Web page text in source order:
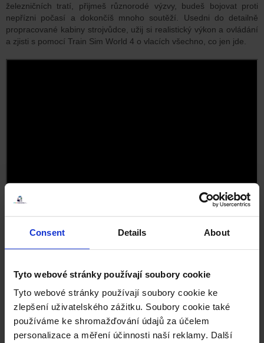
Consent Details About
Tyto webové stránky používají soubory cookie
Tyto webové stránky používají soubory cookie ke
zlepšení uživatelského zážitku. Soubory cookie také
používáme ke shromažďování údajů za účelem
personalizace a měření účinnosti naší reklamy. Další
železničních tratí, přijmeš různorodé výzvy, budeš bojovat proti
nepřízni počasí a dokončíš mnoho soutěží. Usedni do detailně
propracované kabiny strojvůdce, užij si realistický výkon a ovládání
a zjisti s pomocí Train Sim World 4 o vlacích všechno, co jen jde.
I sem bychom mohli směle zařadit Farming Simulator 23, ale
nebudeme přeci zabírat místo dalším zajímavým titulům. Které to
jsou?
Minecraft